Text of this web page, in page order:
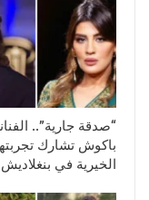
“صدقة جارية”..
باكوش تشارك
الخيرية في بنغلاديش